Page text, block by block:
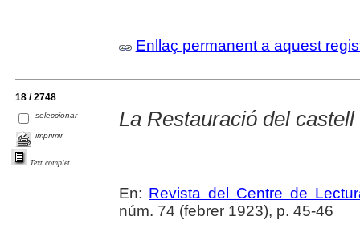
Enllaç permanent a aquest
18 / 2748
seleccionar
imprimir
Text complet
La Restauració del
En: Revista del Centre de
núm. 74 (febrer 1923), p. 45-46